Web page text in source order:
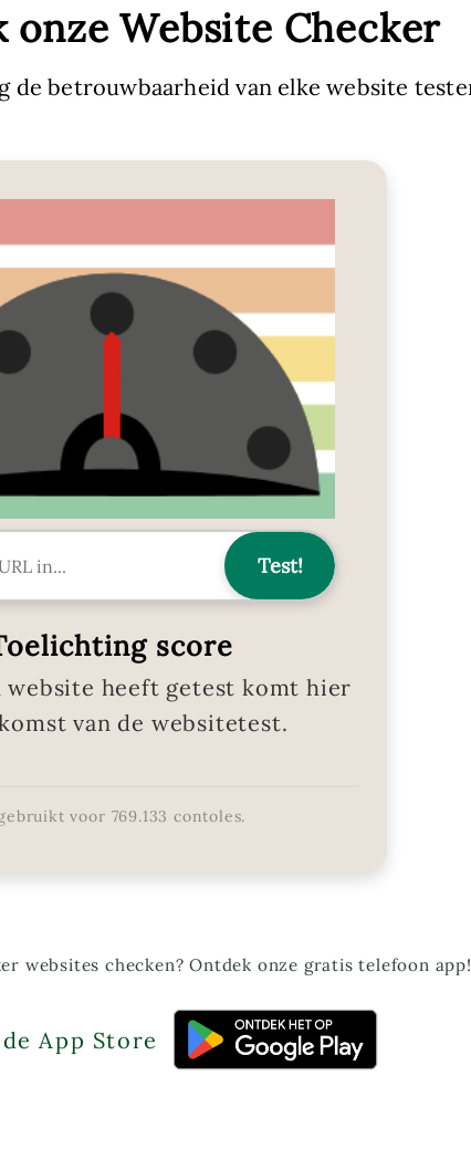
onze Website Checker
de betrouwbaarheid van elke website
score
website heeft getest komt hier
van de websitetest.
voor 769.133 contoles.
websites checken? Ontdek onze gratis telefoon app!